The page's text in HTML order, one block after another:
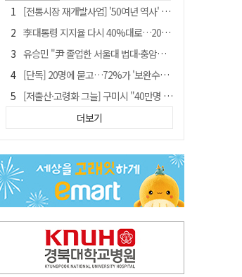
[전통시장 재개발사업] '50여년 역사' 수성시장 자리에 25층 주상복합 들어선다
李대통령 지지율 다시 40%대로…20대는 18.8%p 급락
유승민 "尹 졸업한 서울대 법대·충암고도 없애야"…李 육사 통합 직격
[단독] 20명에 묻고…72%가 '보완수사권 폐지'?
[저출산·고령화 그늘] 구미시 "40만명 사수" 고령군 "3만명대 회복"
[전통시장 재개발사업] 신천시장 재개발, 준공 후에도 소송전
안동-사가에, "50년 우정 넘어 미래 50년 함께 연다"
[인사]경상북도
"김용민, 흑백논리로 세상 보는 듯" 검찰 내부서 지탄
더보기